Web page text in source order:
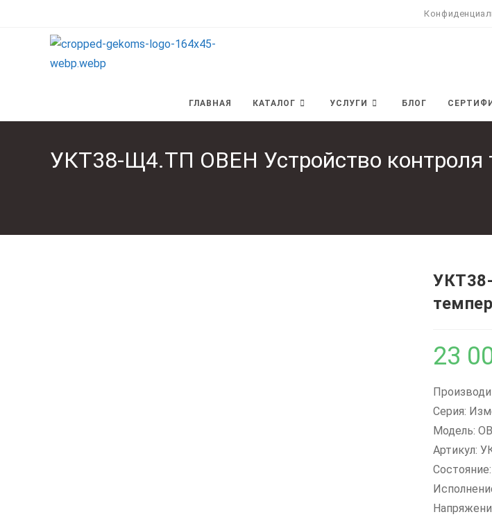
содержимому
ГЛАВНАЯ КАТАЛОГ УСЛУГИ БЛОГ
УКТ38-Щ4.ТП ОВЕН Устройство контроля
23
Серия:
Модель:
Артикул: